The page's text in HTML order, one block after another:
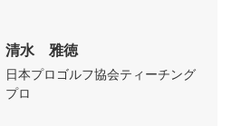
清水　雅徳
日本プロゴルフ協会ティーチング
プロ